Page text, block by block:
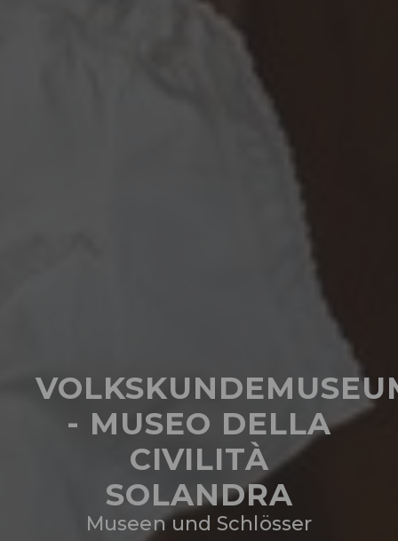
- MUSEO DELLA
CIVILITÀ
SOLANDRA
Museen und Schlösser